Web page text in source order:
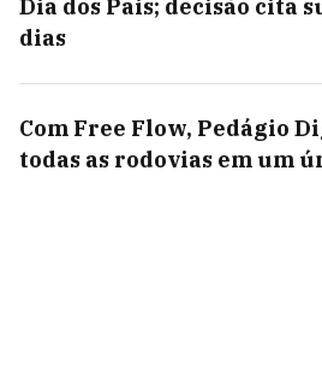
Dia dos Pais; decisão cita
dias
Com Free Flow, Pedágio
todas as rodovias em um